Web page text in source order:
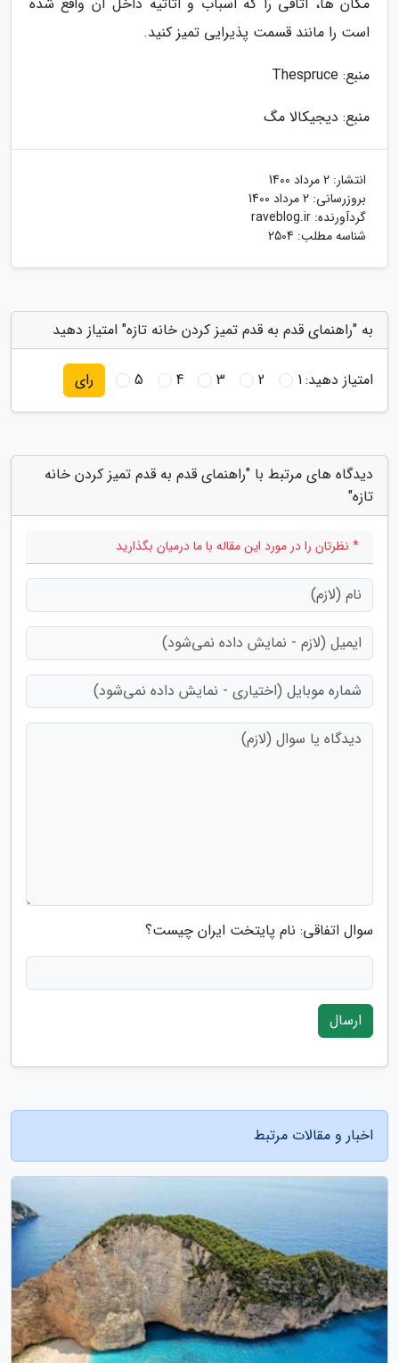
است را مانند قسمت پذیرایی تمیز کنید.
منبع: Thespruce
منبع: دیجیکالا مگ
انتشار: 2 مرداد 1400
بروزرسانی: 2 مرداد 1400
گردآورنده: raveblog.ir
شناسه مطلب: 2504
به "راهنمای قدم به قدم تمیز کردن خانه تازه" امتیاز دهید
امتیاز دهید:1
2
3
4
5 رای
دیدگاه های مرتبط با "راهنمای قدم به قدم تمیز کردن خانه
تازه"
* نظرتان را در مورد این مقاله با ما درمیان بگذارید
سوال اتفاقی: نام پایتخت ایران چیست؟
ارسال
اخبار و مقالات مرتبط